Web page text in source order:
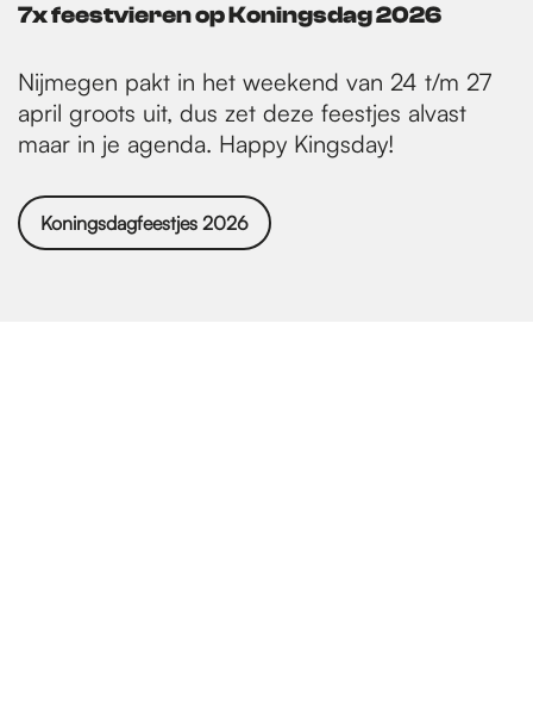
7x feestvieren op Koningsdag 2026
Nijmegen pakt in het weekend van 24 t/m 27
april groots uit, dus zet deze feestjes alvast
maar in je agenda. Happy Kingsday!
Koningsdagfeestjes 2026